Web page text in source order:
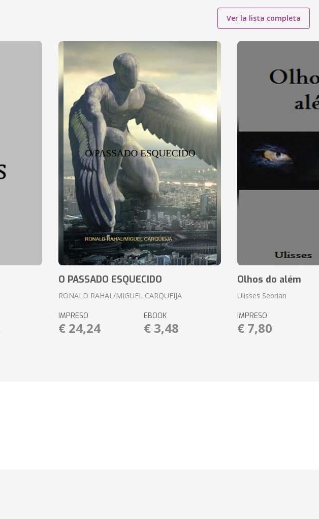
Ver la lista completa
O PASSADO ESQUECIDO
RONALD RAHAL/MIGUEL CARQUEIJA
IMPRESO
€ 24,24
EBOOK
€ 3,48
Olhos do além
Ulisses Sebrian
IMPRESO
€ 7,80